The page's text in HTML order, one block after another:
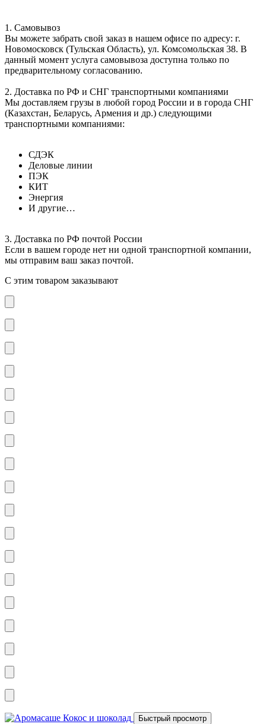
1. Самовывоз
Вы можете забрать свой заказ в нашем офисе по адресу: г.
Новомосковск (Тульская Область), ул. Комсомольская 38. В
данный момент услуга самовывоза доступна только по
предварительному согласованию.
2. Доставка по РФ и СНГ транспортными компаниями
Мы доставляем грузы в любой город России и в города СНГ
(Казахстан, Беларусь, Армения и др.) следующими
транспортными компаниями:
СДЭК
Деловые линии
ПЭК
КИТ
Энергия
И другие…
3. Доставка по РФ почтой России
Если в вашем городе нет ни одной транспортной компании,
мы отправим ваш заказ почтой.
С этим товаром заказывают
Быстрый просмотр